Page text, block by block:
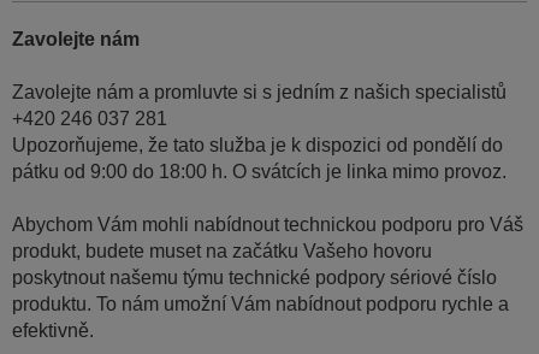
Zavolejte nám
Zavolejte nám a promluvte si s jedním z našich specialistů
+420 246 037 281
Upozorňujeme, že tato služba je k dispozici od pondělí do
pátku od 9:00 do 18:00 h. O svátcích je linka mimo provoz.
Abychom Vám mohli nabídnout technickou podporu pro Váš
produkt, budete muset na začátku Vašeho hovoru
poskytnout našemu týmu technické podpory sériové číslo
produktu. To nám umožní Vám nabídnout podporu rychle a
efektivně.